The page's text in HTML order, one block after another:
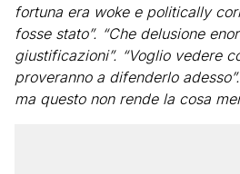
fortuna era woke e politically
fosse stato”. “Che delusione
giustificazioni”. “Voglio vedere
proveranno a difenderlo
ma questo non rende la cosa